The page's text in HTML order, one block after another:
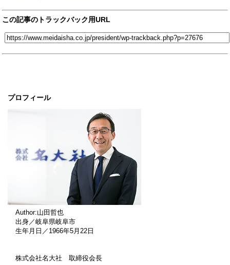
プロフィール
Author:山田哲也
出身／岐阜県岐阜市
生年月日／1966年5月22日
株式会社名大社 取締役会長
この記事のトラックバック用URL